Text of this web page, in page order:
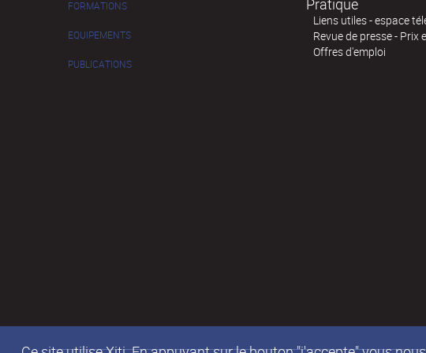
FORMATIONS
EQUIPEMENTS
PUBLICATIONS
Liens utiles - espace
Revue de presse - Prix
Offres d'emploi